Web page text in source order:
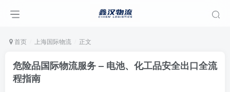
首页 上海国际物流 正文
危险品国际物流服务 – 电池、化工品安全出口全流
程指南